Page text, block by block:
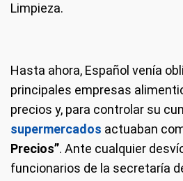
Limpieza.
Hasta ahora, Español venía
principales empresas
precios y, para controlar su
supermercados actuaban
Precios”. Ante cualquier
funcionarios de la secretaría